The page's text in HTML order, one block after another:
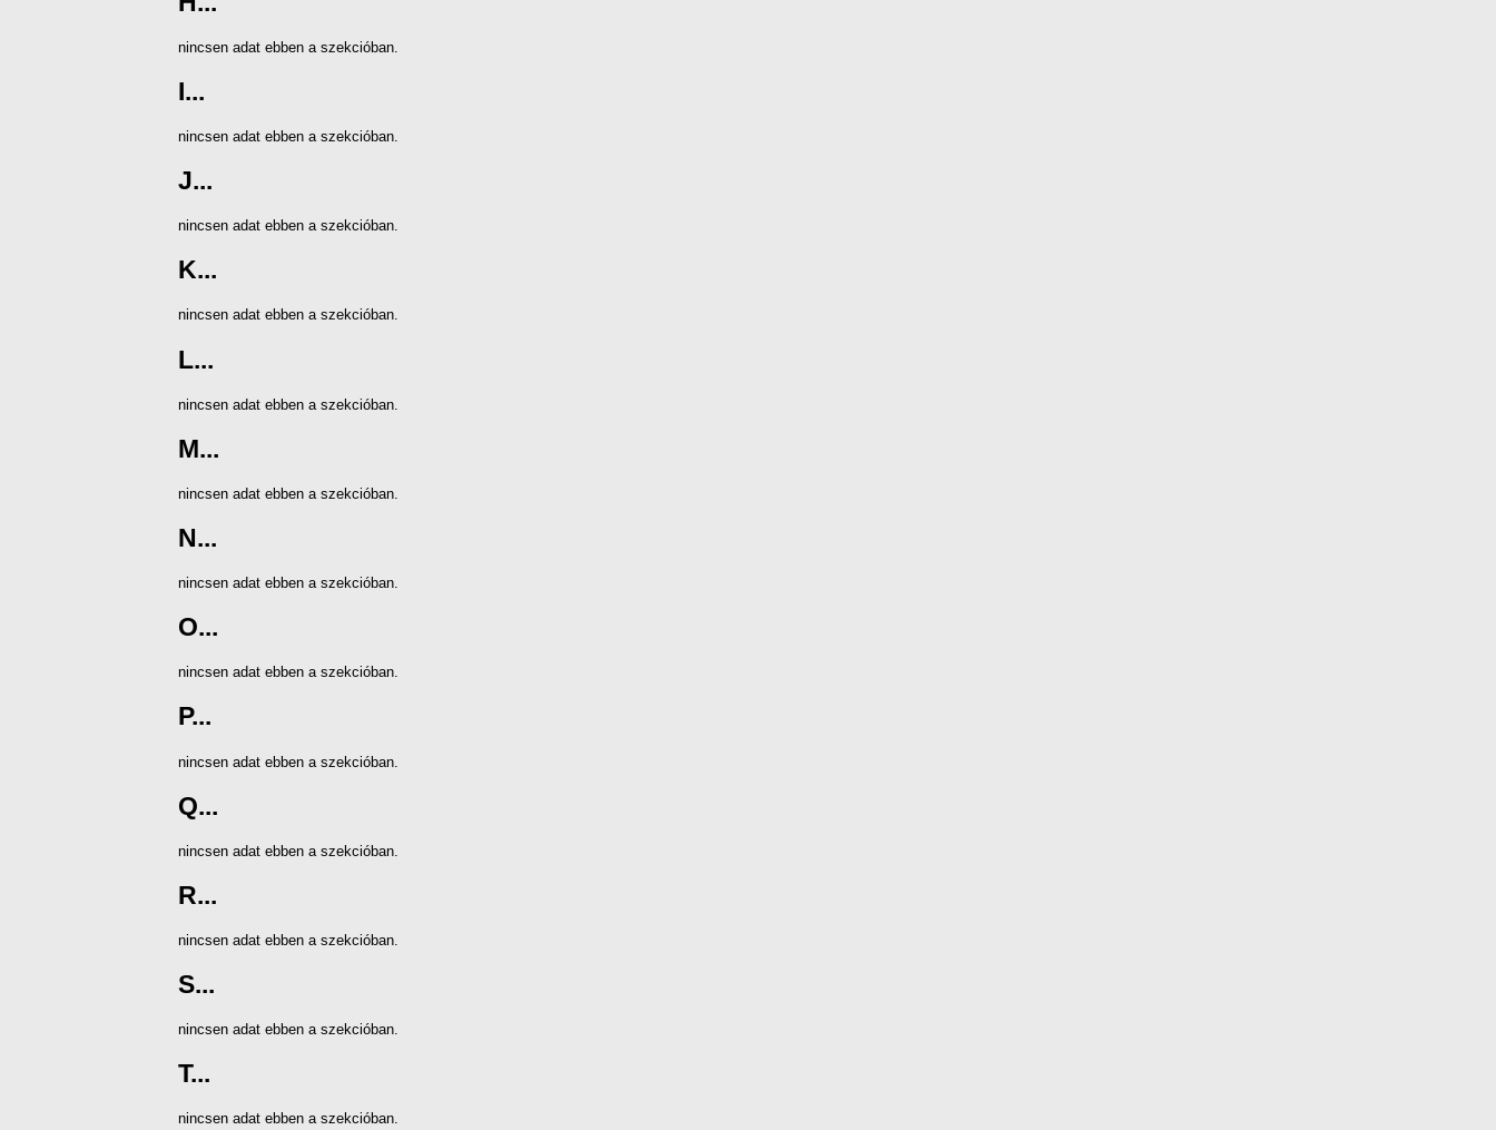
nincsen adat ebben a szekcióban.
I...
nincsen adat ebben a szekcióban.
J...
nincsen adat ebben a szekcióban.
K...
nincsen adat ebben a szekcióban.
L...
nincsen adat ebben a szekcióban.
M...
nincsen adat ebben a szekcióban.
N...
nincsen adat ebben a szekcióban.
O...
nincsen adat ebben a szekcióban.
P...
nincsen adat ebben a szekcióban.
Q...
nincsen adat ebben a szekcióban.
R...
nincsen adat ebben a szekcióban.
S...
nincsen adat ebben a szekcióban.
T...
nincsen adat ebben a szekcióban.